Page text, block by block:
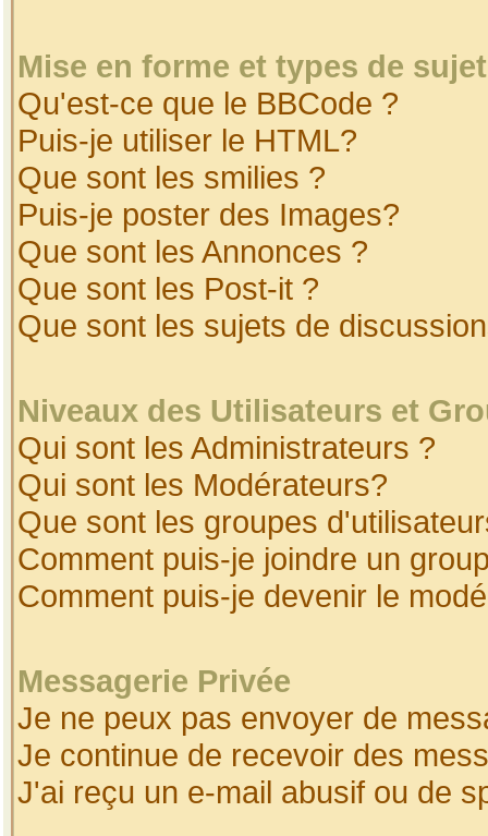
Mise en forme et types de
Qu'est-ce que le BBCode ?
Puis-je utiliser le HTML?
Que sont les smilies ?
Puis-je poster des Images?
Que sont les Annonces ?
Que sont les Post-it ?
Que sont les sujets de
Niveaux des Utilisateurs et
Qui sont les Administrateurs ?
Qui sont les Modérateurs?
Que sont les groupes
Comment puis-je joindre un
Comment puis-je devenir le
Messagerie Privée
Je ne peux pas envoyer de
Je continue de recevoir des
J'ai reçu un e-mail abusif ou de